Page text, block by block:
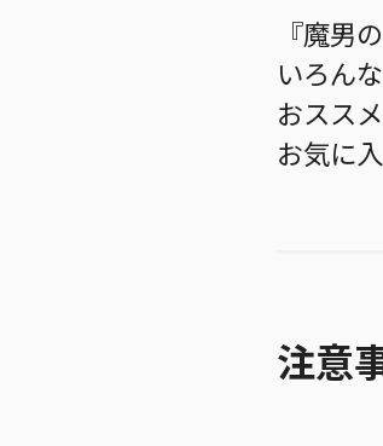
『魔男
いろん
おスス
お気に
注意